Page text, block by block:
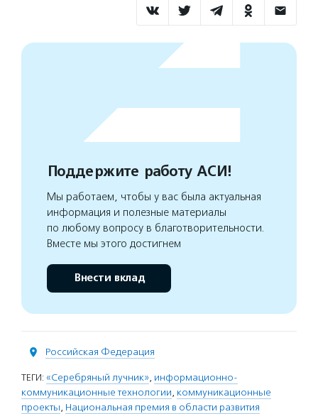
Поддержите работу АСИ!
Мы работаем, чтобы у вас была актуальная
информация и полезные материалы
по любому вопросу в благотворительности.
Вместе мы этого достигнем
Внести вклад
Российская Федерация
ТЕГИ: «Серебряный лучник», информационно-
коммуникационные технологии, коммуникационные
проекты, Национальная премия в области развития